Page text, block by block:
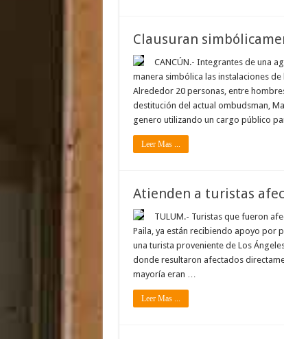
Clausuran
CANCÚN.- Integrantes de una
manera simbólica las instalaciones de
Alrededor 20 personas, entre
destitución del actual ombudsman,
genero utilizando un cargo público
Leer Mas ...
Atienden a turistas
TULUM.- Turistas que fueron
Paila, ya están recibiendo apoyo por
una turista proveniente de Los
donde resultaron afectados
mayoría eran …
Leer Mas ...